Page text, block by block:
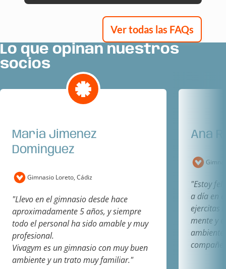
Ver todas las FAQs
Lo que opinan nuestros
socios
Maria Jimenez
Dominguez
Gimnasio Loreto, Cádiz
"Llevo en el gimnasio desde hace
aproximadamente 5 años, y siempre
todo el personal ha sido amable y muy
profesional.
Vivagym es un gimnasio con muy buen
ambiente y un trato muy familiar."
Ana
"Estoy
a día en
ejercitas
mente y